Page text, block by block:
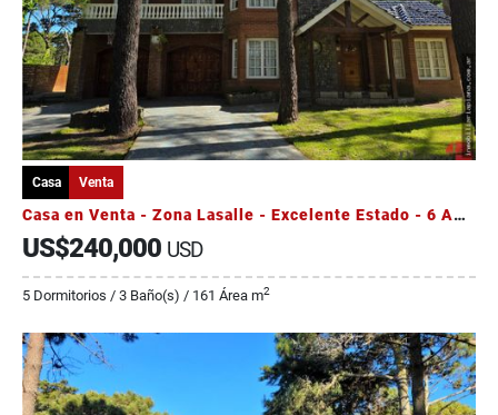
Casa Venta
Casa en Venta - Zona Lasalle - Excelente Estado - 6 Ambientes
US$240,000 USD
5 Dormitorios / 3 Baño(s) / 161 Área m2